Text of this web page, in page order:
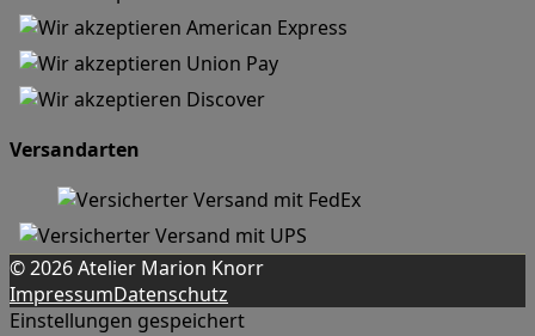
Versandarten
© 2026 Atelier Marion Knorr
ImpressumDatenschutz
Einstellungen gespeichert